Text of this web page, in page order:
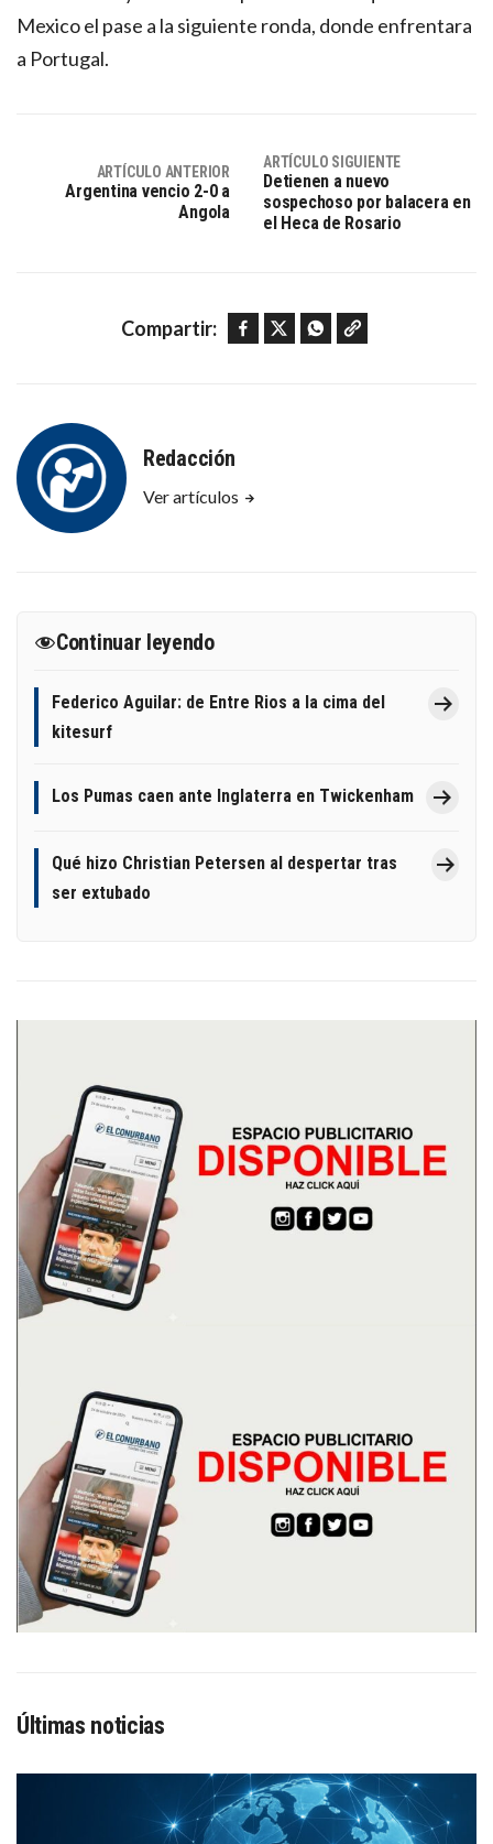
Mexico el pase a la siguiente ronda, donde enfrentara
a Portugal.
ARTÍCULO ANTERIOR
Argentina vencio 2-0 a
Angola
ARTÍCULO SIGUIENTE
Detienen a nuevo
sospechoso por balacera en
el Heca de Rosario
Compartir: Facebook Twitter WhatsApp Copy link
Redacción
Ver artículos
Continuar leyendo
Federico Aguilar: de Entre Rios a la cima del
kitesurf
Los Pumas caen ante Inglaterra en Twickenham
Qué hizo Christian Petersen al despertar tras
ser extubado
Últimas noticias